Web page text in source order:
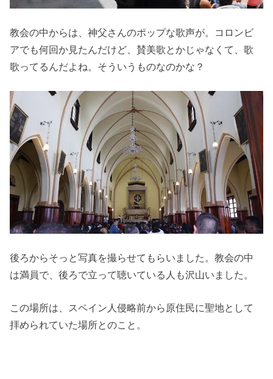
教会の中からは、神父さんのポップな歌声が。コロンビ
アでも何回か見たんだけど、賛美歌とかじゃなくて、歌
歌ってるんだよね。そういうものなのかな？
後ろからそっと写真を撮らせてもらいました。教会の中
は満員で、後ろで立って聴いている人も沢山いました。
この場所は、スペイン人侵略前から原住民に聖地として
拝められていた場所とのこと。